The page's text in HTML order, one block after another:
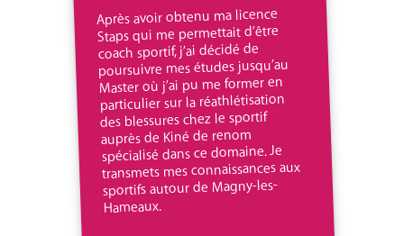
Après avoir obtenu ma licence
Staps qui me permettait d’être
coach sportif, j’ai décidé de
poursuivre mes études jusqu’au
Master où j’ai pu me former en
particulier sur la réathlétisation
des blessures chez le sportif
auprès de Kiné de renom
spécialisé dans ce domaine. Je
transmets mes connaissances aux
sportifs autour de Magny-les-
Hameaux.